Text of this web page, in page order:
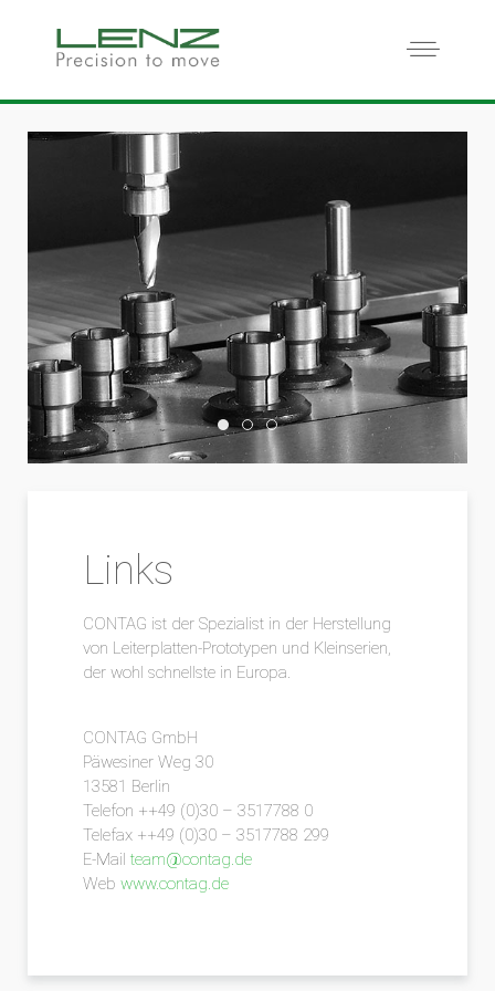
Home Slide02
Home Slide03
Home Slide01
Links
CONTAG ist der Spezialist in der Herstellung
von Leiterplatten-Prototypen und Kleinserien,
der wohl schnellste in Europa.
CONTAG GmbH
Päwesiner Weg 30
13581 Berlin
Telefon ++49 (0)30 – 3517788 0
Telefax ++49 (0)30 – 3517788 299
E-Mail team@contag.de
Web www.contag.de